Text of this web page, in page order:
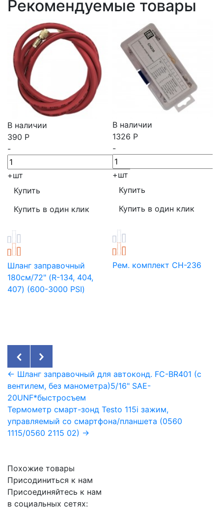
Рекомендуемые товары
В наличии
390 Р
-
+шт
Шланг заправочный
180см/72" (R-134, 404,
407) (600-3000 PSI)
В наличии
1326 Р
-
+шт
Рем. комплект СН-236
← Шланг заправочный для автоконд. FC-BR401 (с
вентилем, без манометра)5/16" SAE-
20UNF*быстросъем
Термометр смарт-зонд Testo 115i зажим,
управляемый со смартфона/планшета (0560
1115/0560 2115 02) →
Похожие товары
Присодиниться к нам
Присоединяйтесь к нам
в социальных сетях: